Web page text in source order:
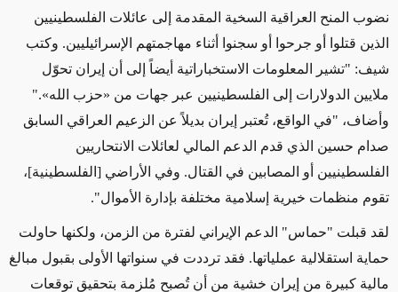
نضوب المنح العراقية السخية المقدمة إلى عائلات الفلسطينيين
الذين قتلوا أو جرحوا أو سجنوا أثناء مهاجمتهم الإسرائيليين. وكتب
شيف: "تشير المعلومات الاستخباراتية أيضاً إلى أن إيران تحوّل
ملايين الدولارات إلى الفلسطينيين عبر جهات من «حزب الله»
."
وأضاف، "في الواقع، تُعتبر إيران بديلاً عن الزعيم العراقي السابق
صدام حسين الذي قدم الدعم المالي لعائلات الانتحاريين
الفلسطينيين أو المصابين في القتال. وفي الأراضي [الفلسطينية]،
تقوم منظمات خيرية إسلامية مختلفة بإدارة الأموال".
لقد قبلت "حماس" الدعم الإيراني لفترة من الزمن، ولكنها حاولت
حماية استقلالية عملياتها. فقد ترددت في سنواتها الأولى بقبول مبالغ
مالية كبيرة من إيران خشية من أن تُصبح مُلزمة بتحقيق توقعات